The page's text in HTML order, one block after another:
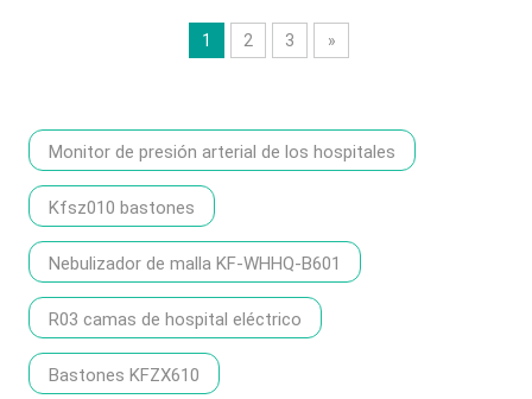
1 2 3 »
Monitor de presión arterial de los hospitales
Kfsz010 bastones
Nebulizador de malla KF-WHHQ-B601
R03 camas de hospital eléctrico
Bastones KFZX610